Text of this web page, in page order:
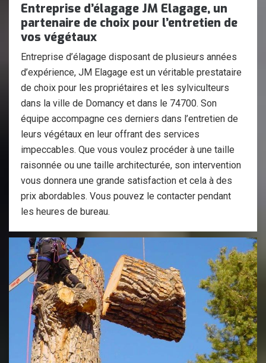
Entreprise d’élagage JM Elagage, un
partenaire de choix pour l’entretien de
vos végétaux
Entreprise d’élagage disposant de plusieurs années
d’expérience, JM Elagage est un véritable prestataire
de choix pour les propriétaires et les sylviculteurs
dans la ville de Domancy et dans le 74700. Son
équipe accompagne ces derniers dans l’entretien de
leurs végétaux en leur offrant des services
impeccables. Que vous voulez procéder à une taille
raisonnée ou une taille architecturée, son intervention
vous donnera une grande satisfaction et cela à des
prix abordables. Vous pouvez le contacter pendant
les heures de bureau.